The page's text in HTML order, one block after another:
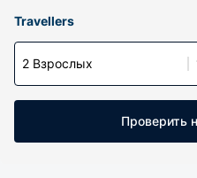
Travellers
2 Взрослых
Проверить